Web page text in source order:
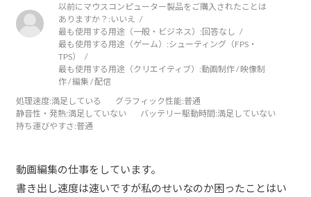
以前にマウスコンピューター製品をご購入されたことは
ありますか？: いいえ
最も使用する用途（一般・ビジネス）:回答なし
最も使用する用途（ゲーム）:シューティング（FPS・
TPS）
最も使用する用途（クリエイティブ）:動画制作 / 映像制
作 / 編集 / 配信
処理速度:満足している グラフィック性能:普通
静音性・発熱:満足していない バッテリー駆動時間:満足していない
持ち運びやすさ :普通
動画編集の仕事をしています。
書き出し速度は速いですが私のせいなのか困ったことはい